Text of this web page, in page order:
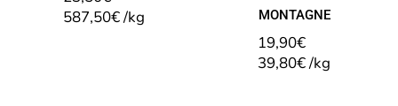
587,50€/kg
MONTAGNE
19,90€
39,80€/kg